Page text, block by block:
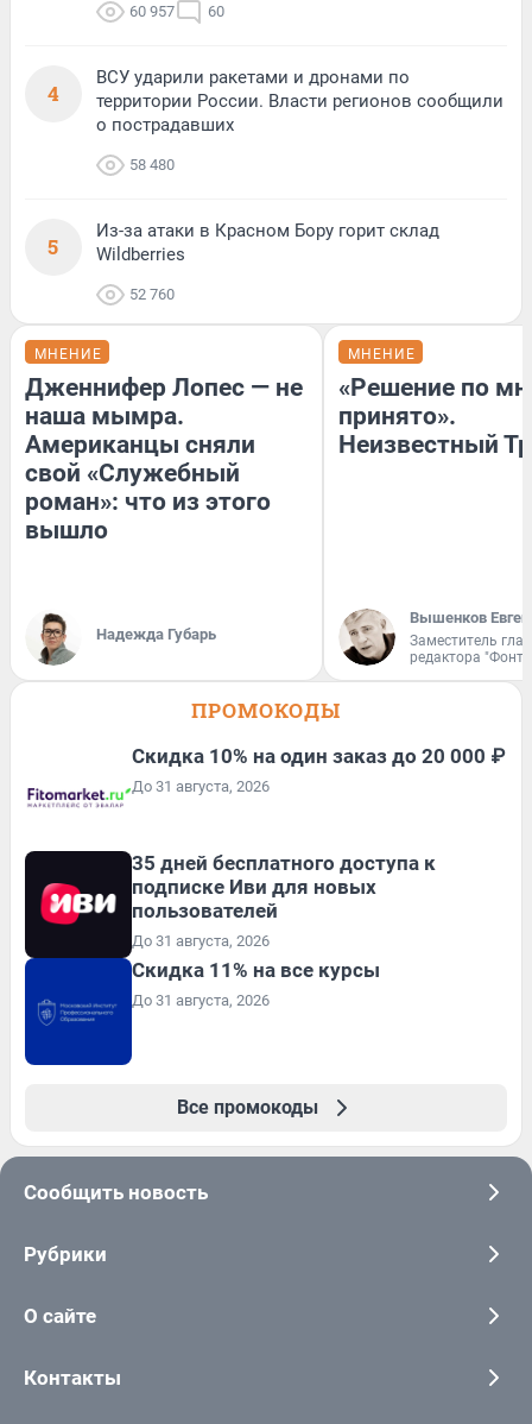
60 957 60
4
ВСУ ударили ракетами и дронами по
территории России. Власти регионов сообщили
о пострадавших
58 480
5
Из-за атаки в Красном Бору горит склад
Wildberries
52 760
МНЕНИЕ
Дженнифер Лопес — не
наша мымра.
Американцы сняли
свой «Служебный
роман»: что из этого
вышло
Надежда Губарь
МНЕНИЕ
«Решение по
принято».
Неизвестный
Вышенков
Заместитель
редактора
ПРОМОКОДЫ
Скидка 10% на один заказ до 20 000 ₽
До 31 августа, 2026
35 дней бесплатного доступа к
подписке Иви для новых
пользователей
До 31 августа, 2026
Скидка 11% на все курсы
До 31 августа, 2026
Все промокоды
Сообщить новость
Рубрики
О сайте
Контакты